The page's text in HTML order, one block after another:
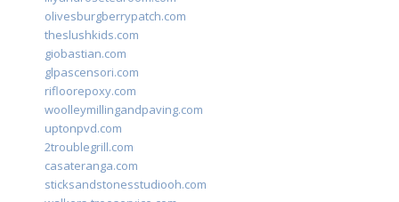
olivesburgberrypatch.com
theslushkids.com
giobastian.com
glpascensori.com
rifloorepoxy.com
woolleymillingandpaving.com
uptonpvd.com
2troublegrill.com
casateranga.com
sticksandstonesstudiooh.com